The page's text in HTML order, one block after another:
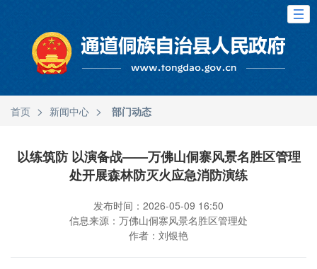
首页 > 新闻中心 > 部门动态
以练筑防 以演备战——万佛山侗寨风景名胜区管理
处开展森林防灭火应急消防演练
发布时间：2026-05-09 16:50
信息来源：万佛山侗寨风景名胜区管理处
作者：刘银艳